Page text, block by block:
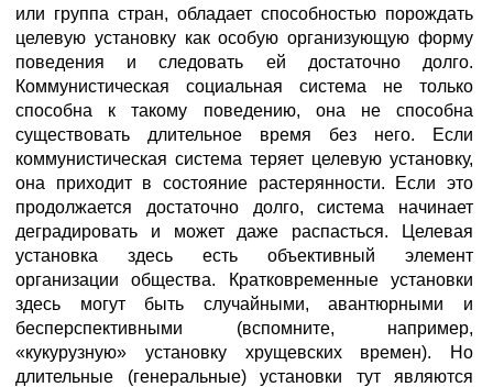
или группа стран, обладает способностью порождать
целевую установку как особую организующую форму
поведения и следовать ей достаточно долго.
Коммунистическая социальная система не только
способна к такому поведению, она не способна
существовать длительное время без него. Если
коммунистическая система теряет целевую установку,
она приходит в состояние растерянности. Если это
продолжается достаточно долго, система начинает
деградировать и может даже распасться. Целевая
установка здесь есть объективный элемент
организации общества. Кратковременные установки
здесь могут быть случайными, авантюрными и
бесперспективными (вспомните, например,
«кукурузную» установку хрущевских времен). Но
длительные (генеральные) установки тут являются